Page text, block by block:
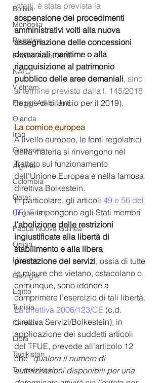
Bolivia
Mongolia
Palestina
Emirati Arabi Uniti
NATO
Vietnam
Emirati Arabi Uniti
Olanda
Iraq
Giappone
Algeria
Colombia
Qatar
Ungheria
Papua Nuova Guinea
Oman
Lituania
Georgia
Egitto
Tunisia
Canada
Libia
Tagikistan
Turkmenistan
infatti, è stata prevista la
sospensione dei procedimenti
amministrativi volti alla nuova
assegnazione delle concessioni
demaniali marittime o alla
riacquisizione al patrimonio
pubblico delle aree demaniali, sino
al termine previsto dalla l. 145/2018
(legge di bilancio per il 2019).
La cornice europea
A livello europeo, le fonti regolatrici
della materia si rinvengono nel
Trattato sul funzionamento
dell'Unione Europea e nella famosa
direttiva Bolkestein.
In particolare, gli articoli 49 e 56 del
TFUE impongono agli Stati membri
l’abolizione delle restrizioni
ingiustificate alla libertà di
stabilimento e alla libera
prestazione dei servizi, ossia di tutte
le misure che vietano, ostacolano o,
comunque, sono idonee a
comprimere l’esercizio di tali libertà.
La direttiva 2006/123/CE (c.d.
direttiva Servizi/Bolkestein), in
applicazione dei suddetti articoli
del TFUE, prevede all’articolo 12
che “qualora il numero di
autorizzazioni disponibili per una